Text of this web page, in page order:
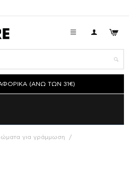
(ΑΝΩ ΤΩΝ 31€)
για γράμμωση
/